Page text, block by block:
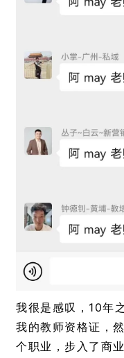
我很是感叹，10年
我的教师资格证，
个职业，步入了商